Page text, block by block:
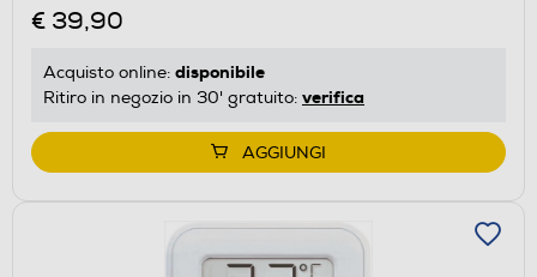
€ 39,90
Acquisto online: disponibile
Ritiro in negozio in 30' gratuito: verifica
AGGIUNGI